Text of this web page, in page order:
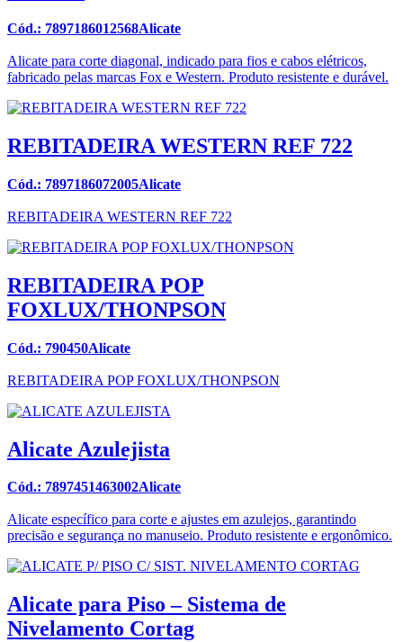
Cód.: 7897186012568Alicate
Alicate para corte diagonal, indicado para fios e cabos elétricos,
fabricado pelas marcas Fox e Western. Produto resistente e durável.
REBITADEIRA WESTERN REF 722
Cód.: 7897186072005Alicate
REBITADEIRA WESTERN REF 722
REBITADEIRA POP
FOXLUX/THONPSON
Cód.: 790450Alicate
REBITADEIRA POP FOXLUX/THONPSON
Alicate Azulejista
Cód.: 7897451463002Alicate
Alicate específico para corte e ajustes em azulejos, garantindo
precisão e segurança no manuseio. Produto resistente e ergonômico.
Alicate para Piso – Sistema de
Nivelamento Cortag